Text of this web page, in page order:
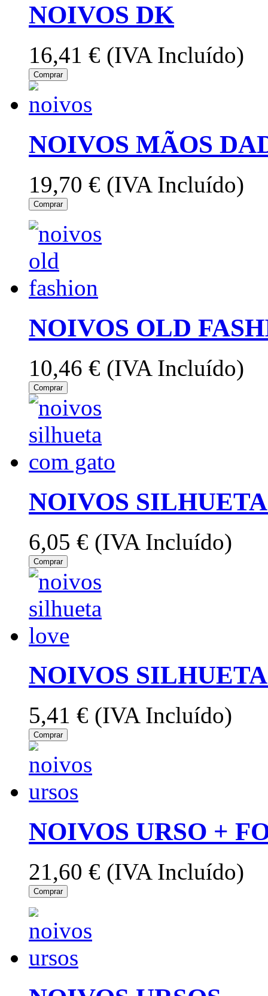
NOIVOS DK
16,41 € (IVA Incluído)
Comprar
NOIVOS MÃOS
19,70 € (IVA Incluído)
Comprar
NOIVOS OLD
10,46 € (IVA Incluído)
Comprar
NOIVOS
6,05 € (IVA Incluído)
Comprar
NOIVOS
5,41 € (IVA Incluído)
Comprar
NOIVOS URSO +
21,60 € (IVA Incluído)
Comprar